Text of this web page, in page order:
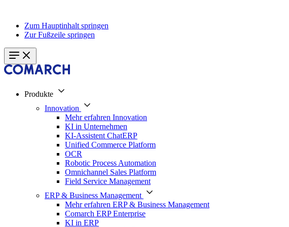
Zum Hauptinhalt springen
Zur Fußzeile springen
Produkte
Innovation
Mehr erfahren Innovation
KI in Unternehmen
KI-Assistent ChatERP
Unified Commerce Platform
OCR
Robotic Process Automation
Omnichannel Sales Platform
Field Service Management
ERP & Business Management
Mehr erfahren ERP & Business Management
Comarch ERP Enterprise
KI in ERP